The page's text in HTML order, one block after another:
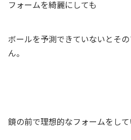
フォームを綺麗にしても
ボールを予測できていないとそ
ん。
鏡の前で理想的なフォームをし